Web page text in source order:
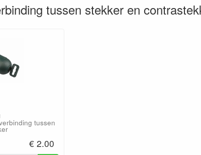
tussen stekker en
tussen
€ 2.00